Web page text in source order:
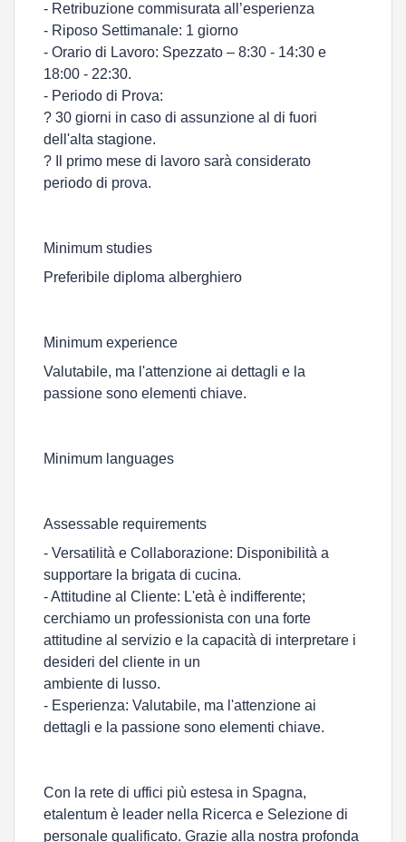
- Retribuzione commisurata all’esperienza
- Riposo Settimanale: 1 giorno
- Orario di Lavoro: Spezzato – 8:30 - 14:30 e
18:00 - 22:30.
- Periodo di Prova:
? 30 giorni in caso di assunzione al di fuori
dell'alta stagione.
? Il primo mese di lavoro sarà considerato
periodo di prova.
Minimum studies
Preferibile diploma alberghiero
Minimum experience
Valutabile, ma l'attenzione ai dettagli e la
passione sono elementi chiave.
Minimum languages
Assessable requirements
- Versatilità e Collaborazione: Disponibilità a
supportare la brigata di cucina.
- Attitudine al Cliente: L'età è indifferente;
cerchiamo un professionista con una forte
attitudine al servizio e la capacità di interpretare i
desideri del cliente in un
ambiente di lusso.
- Esperienza: Valutabile, ma l'attenzione ai
dettagli e la passione sono elementi chiave.
Con la rete di uffici più estesa in Spagna,
etalentum è leader nella Ricerca e Selezione di
personale qualificato. Grazie alla nostra profonda